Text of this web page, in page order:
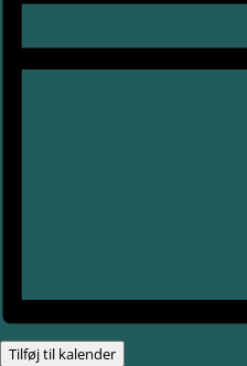
Tilføj til kalender